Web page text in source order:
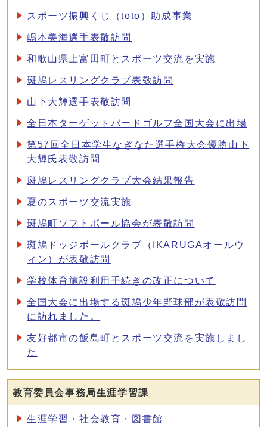
スポーツ振興くじ（toto）助成事業
嶋本美海選手表敬訪問
和歌山県上富田町とスポーツ交流を実施
斑鳩レスリングクラブ表敬訪問
山下大輝選手表敬訪問
全日本ターゲットバードゴルフ全国大会に出場
第57回全日本学生なぎなた選手権大会優勝山下
大輝氏表敬訪問
斑鳩レスリングクラブ大会結果報告
夏のスポーツ交流実施
斑鳩町ソフトボール協会が表敬訪問
斑鳩ドッジボールクラブ（IKARUGAオールウ
ィン）が表敬訪問
学校体育施設利用手続きの改正について
全国大会に出場する斑鳩少年野球部が表敬訪問
に訪れました。
友好都市の飯島町とスポーツ交流を実施しまし
た
教育委員会事務局生涯学習課
生涯学習・社会教育・図書館